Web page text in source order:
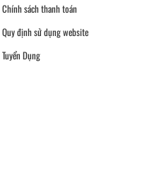
Chính sách thanh toán
Quy định sử dụng website
Tuyển Dụng